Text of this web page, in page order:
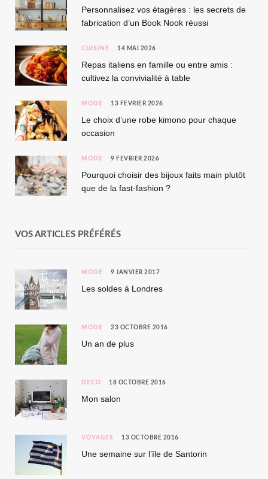
Personnalisez vos étagères : les secrets de
fabrication d’un Book Nook réussi
CUISINE 14 MAI 2026
Repas italiens en famille ou entre amis :
cultivez la convivialité à table
MODE 13 FÉVRIER 2026
Le choix d’une robe kimono pour chaque
occasion
MODE 9 FÉVRIER 2026
Pourquoi choisir des bijoux faits main plutôt
que de la fast-fashion ?
VOS ARTICLES PRÉFÉRÉS
MODE 9 JANVIER 2017
Les soldes à Londres
MODE 23 OCTOBRE 2016
Un an de plus
DÉCO 18 OCTOBRE 2016
Mon salon
VOYAGES 13 OCTOBRE 2016
Une semaine sur l’île de Santorin